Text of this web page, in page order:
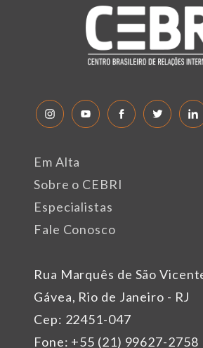
Rua Marquês de São
Gávea, Rio de Janeiro - RJ
Cep: 22451-047
Fone: +55 (21) 99627-2758
Em Alta
Sobre o CEBRI
Especialistas
Fale Conosco